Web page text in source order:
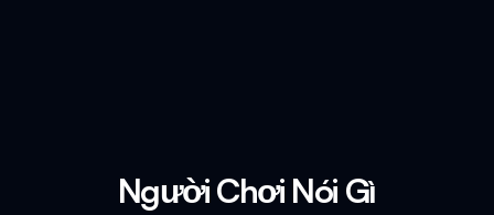
Người Chơi Nói Gì